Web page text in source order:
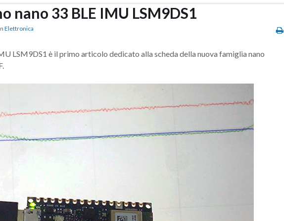
nano 33 BLE IMU LSM9DS1
Elettronica
LSM9DS1 è il primo articolo dedicato alla scheda della nuova famiglia nano